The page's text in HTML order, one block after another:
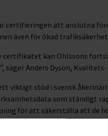
certifieringen att anslutna
även för ökad
certifikatet kan Ohlssons
säger Anders Dyson,
viktigt stöd i svensk
som ständigt
för att säkerställa att de
många år tillbaka ISO-